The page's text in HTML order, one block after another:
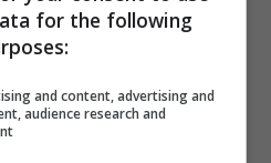
for the following
and content, advertising and
audience research and